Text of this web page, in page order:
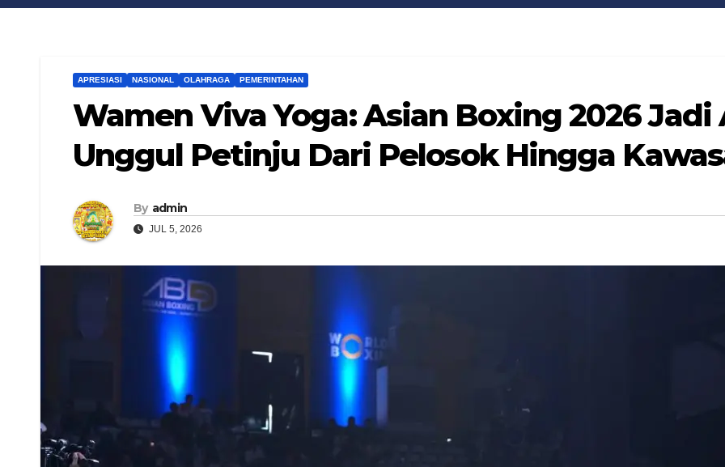
APRESIASI NASIONAL OLAHRAGA PEMERINTAHAN
Wamen Viva Yoga: Asian Boxing 2026
Unggul Petinju Dari Pelosok Hingga
By admin
JUL 5, 2026